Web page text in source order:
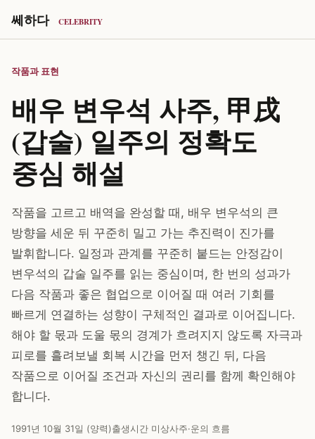
쎄하다 CELEBRITY
작품과 표현
배우 변우석 사주, 甲戌
(갑술) 일주의 정확도
중심 해설
작품을 고르고 배역을 완성할 때, 배우 변우석의 큰
방향을 세운 뒤 꾸준히 밀고 가는 추진력이 진가를
발휘합니다. 일정과 관계를 꾸준히 붙드는 안정감이
변우석의 갑술 일주를 읽는 중심이며, 한 번의 성과가
다음 작품과 좋은 협업으로 이어질 때 여러 기회를
빠르게 연결하는 성향이 구체적인 결과로 이어집니다.
해야 할 몫과 도울 몫의 경계가 흐려지지 않도록 자극과
피로를 흘려보낼 회복 시간을 먼저 챙긴 뒤, 다음
작품으로 이어질 조건과 자신의 권리를 함께 확인해야
합니다.
1991년 10월 31일 (양력)출생시간 미상사주·운의 흐름